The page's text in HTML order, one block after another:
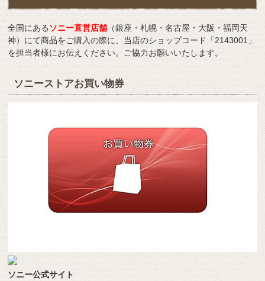
全国にあるソニー直営店舗 （銀座・札幌・名古屋・大阪・福岡天
神）にて商品をご購入の際に、当店のショップコード「2143001」
を担当者様にお伝えください。ご協力お願いいたします。
ソニーストアお買い物券
ソニー公式サイト